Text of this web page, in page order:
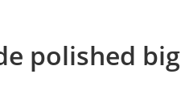
polished big